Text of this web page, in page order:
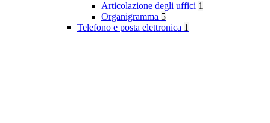
Articolazione degli uffici 1
Organigramma 5
Telefono e posta elettronica 1